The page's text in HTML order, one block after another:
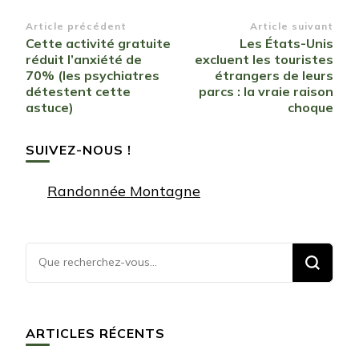
Navigation
d’article
Article précédent
Cette activité gratuite
réduit l’anxiété de
70% (les psychiatres
détestent cette
astuce)
Article suivant
Les États-Unis
excluent les touristes
étrangers de leurs
parcs : la vraie raison
choque
SUIVEZ-NOUS !
Randonnée Montagne
Vous
recherchiez
ARTICLES RÉCENTS